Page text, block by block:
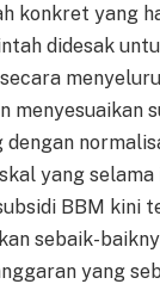
konkret yang
didesak
menyesuaikan
dengan
yang
BBM kini
sebaik-
yang